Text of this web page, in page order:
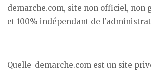
demarche.com, site non officiel, non
et 100% indépendant de
Quelle-demarche.com est un site